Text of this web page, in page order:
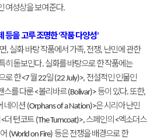
여성상을보여준다.
등을고루조명한‘작품다양성’
, 실화바탕작품에서가족, 전쟁, 난민에관한
히돋보인다. 실화를바탕으로한작품에는
로한<7월22일 (22 July)>, 전설적인인물인
스를다룬<볼리바르 (Bolivar)> 등이있다.또한,
네이션 (Orphans of a Nation)>은시리아난민
<더턴코트 (The Turncoat)>, 스페인의<엑소더스
(World on Fire) 등은전쟁을배경으로한